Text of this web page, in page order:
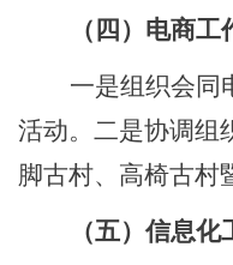
（四）电商工
一是组织会同
活动。二是协调组
脚古村、高椅古村
（五）信息化